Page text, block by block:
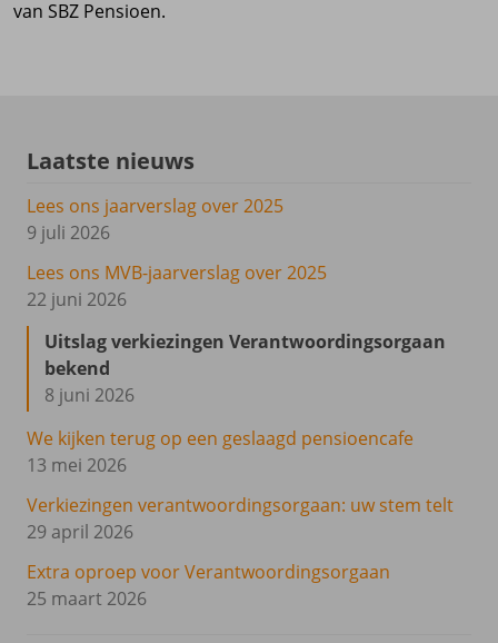
van SBZ Pensioen.
Laatste nieuws
Lees ons jaarverslag over 2025
9 juli 2026
Lees ons MVB-jaarverslag over 2025
22 juni 2026
Uitslag verkiezingen Verantwoordingsorgaan
bekend
8 juni 2026
We kijken terug op een geslaagd pensioencafe
13 mei 2026
Verkiezingen verantwoordingsorgaan: uw stem telt
29 april 2026
Extra oproep voor Verantwoordingsorgaan
25 maart 2026